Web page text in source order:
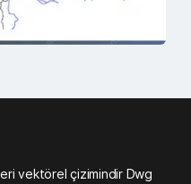
vektörel çizimindir Dwg